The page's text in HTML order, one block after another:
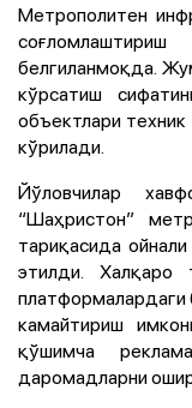
Метрополитен
белгиланмоқда.
кўрсатиш
объектлари
кўрилади.
Йўловчилар
“Шаҳристон”
тариқасида
этилди. Халқаро
платформалардаги
камайтириш
қўшимча
даромадларни